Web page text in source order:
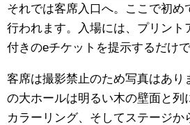
それでは客席入口へ。ここで初め
行われます。入場には、プリント
付きのeチケットを提示するだけで
客席は撮影禁止のため写真はあり
の大ホールは明るい木の壁面と列
カラーリング、そしてステージか